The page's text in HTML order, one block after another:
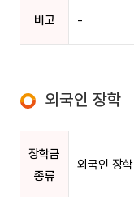
비고 -
외국인 장학
장학금
종류
외국인 장학